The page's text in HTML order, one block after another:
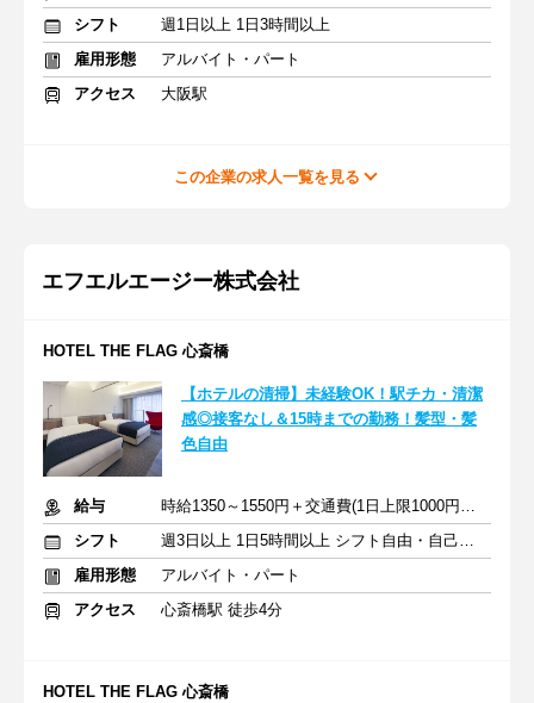
シフト
週1日以上 1日3時間以上
雇用形態
アルバイト・パート
アクセス
大阪駅
この企業の求人一覧を見る
エフエルエージー株式会社
HOTEL THE FLAG 心斎橋
【ホテルの清掃】未経験OK！駅チカ・清潔
感◎接客なし＆15時までの勤務！髪型・髪
色自由
給与
時給1350～1550円＋交通費(1日上限1000円まで)
シフト
週3日以上 1日5時間以上 シフト自由・自己申告
雇用形態
アルバイト・パート
アクセス
心斎橋駅 徒歩4分
HOTEL THE FLAG 心斎橋